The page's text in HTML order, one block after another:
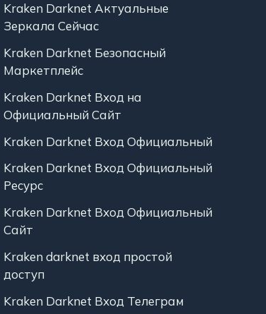
Kraken Darknet Актуальные
Зеркала Сейчас
Kraken Darknet Безопасный
Маркетплейс
Kraken Darknet Вход на
Официальный Сайт
Kraken Darknet Вход Официальный
Kraken Darknet Вход Официальный
Ресурс
Kraken Darknet Вход Официальный
Сайт
Kraken darknet вход простой
доступ
Kraken Darknet Вход Телеграм